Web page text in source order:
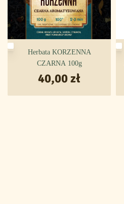
Herbata KORZENNA
CZARNA 100g
40,00 zł